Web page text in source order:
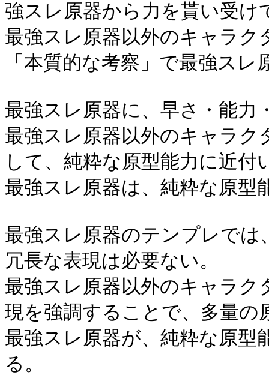
強スレ原器から力を貰い受け
最強スレ原器以外のキャラ
「本質的な考察」で最強ス
最強スレ原器に、早さ・能力
最強スレ原器以外のキャラク
して、純粋な原型能力に近
最強スレ原器は、純粋な原型
最強スレ原器のテンプレで
冗長な表現は必要ない。
最強スレ原器以外のキャラ
現を強調することで、多量の
最強スレ原器が、純粋な原型
る。